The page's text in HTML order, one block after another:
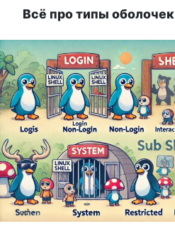
Всё про типы оболочек